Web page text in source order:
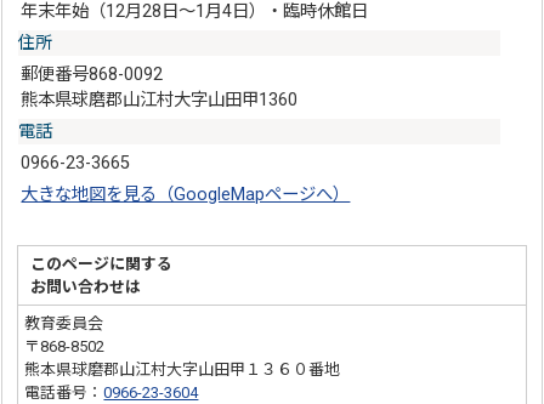
年末年始（12月28日～1月4日）・臨時休館日
住所
郵便番号868-0092
熊本県球磨郡山江村大字山田甲1360
電話
0966-23-3665
大きな地図を見る（GoogleMapページへ）
このページに関する
お問い合わせは
教育委員会
〒868-8502
熊本県球磨郡山江村大字山田甲１３６０番地
電話番号：0966-23-3604